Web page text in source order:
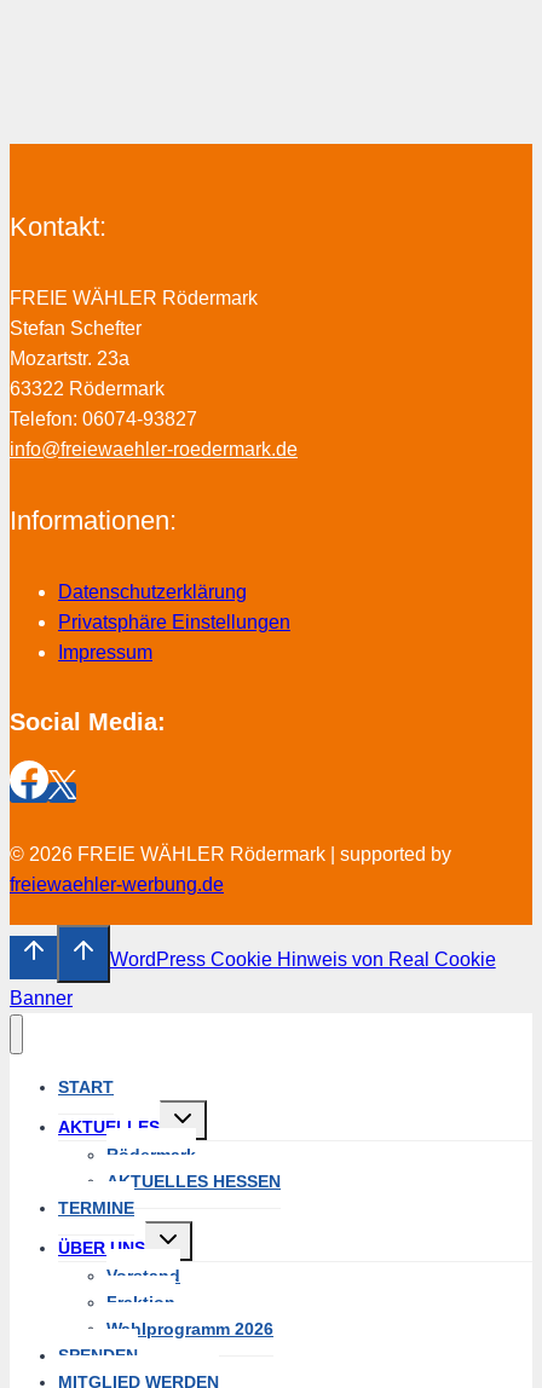
Kontakt:
FREIE WÄHLER Rödermark
Stefan Schefter
Mozartstr. 23a
63322 Rödermark
Telefon: 06074-93827
info@freiewaehler-roedermark.de
Informationen:
Datenschutzerklärung
Privatsphäre Einstellungen
Impressum
Social Media:
© 2026 FREIE WÄHLER Rödermark | supported by
freiewaehler-werbung.de
WordPress Cookie Hinweis von Real Cookie
Banner
START
AKTUELLES
Untermenü
Rödermark
AKTUELLES HESSEN
TERMINE
ÜBER UNS
Untermenü
Vorstand
Fraktion
Wahlprogramm 2026
SPENDEN
MITGLIED WERDEN